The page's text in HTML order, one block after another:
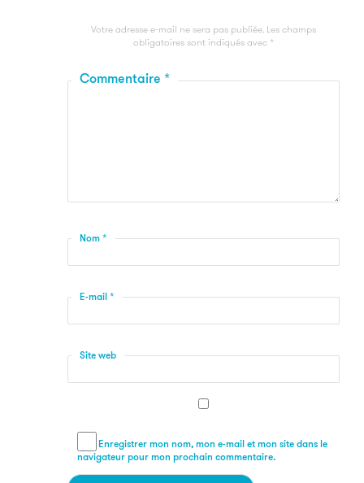
Votre adresse e-mail ne sera pas publiée. Les champs
obligatoires sont indiqués avec *
Commentaire *
Nom *
E-mail *
Site web
Enregistrer mon nom, mon e-mail et mon site dans le
navigateur pour mon prochain commentaire.